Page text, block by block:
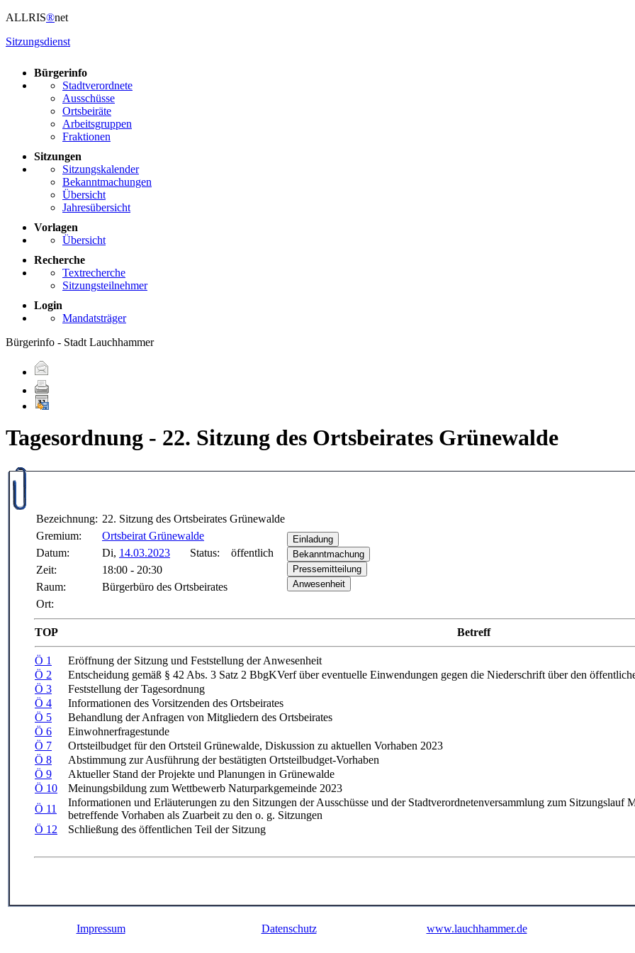
ALLRIS®net
Sitzungsdienst
Bürgerinfo
Stadtverordnete
Ausschüsse
Ortsbeiräte
Arbeitsgruppen
Fraktionen
Sitzungen
Sitzungskalender
Bekanntmachungen
Übersicht
Jahresübersicht
Vorlagen
Übersicht
Recherche
Textrecherche
Sitzungsteilnehmer
Login
Mandatsträger
Bürgerinfo - Stadt Lauchhammer
Tagesordnung - 22. Sitzung des Ortsbeirates Grünewalde
Bezeichnung: 22. Sitzung des Ortsbeirates Grünewalde
Gremium:
Ortsbeirat Grünewalde
Datum:
Di, 14.03.2023 Status:
öffentlich
Zeit:
18:00 - 20:30
Raum:
Bürgerbüro des Ortsbeirates
Ort:
TOP Betreff
Ö 1
Eröffnung der Sitzung und Feststellung der Anwesenheit
Ö 2
Entscheidung gemäß § 42 Abs. 3 Satz 2 BbgKVerf über eventuelle Einwendungen gegen die Niederschrift über den
Ö 3
Feststellung der Tagesordnung
Ö 4
Informationen des Vorsitzenden des Ortsbeirates
Ö 5
Behandlung der Anfragen von Mitgliedern des Ortsbeirates
Ö 6
Einwohnerfragestunde
Ö 7
Ortsteilbudget für den Ortsteil Grünewalde, Diskussion zu aktuellen Vorhaben 2023
Ö 8
Abstimmung zur Ausführung der bestätigten Ortsteilbudget-Vorhaben
Ö 9
Aktueller Stand der Projekte und Planungen in Grünewalde
Ö 10
Meinungsbildung zum Wettbewerb Naturparkgemeinde 2023
Ö 11
Informationen und Erläuterungen zu den Sitzungen der Ausschüsse und der Stadtverordnetenversammlung zum
betreffende Vorhaben als Zuarbeit zu den o. g. Sitzungen
Ö 12
Schließung des öffentlichen Teil der Sitzung
Impressum Datenschutz www.lauchhammer.de